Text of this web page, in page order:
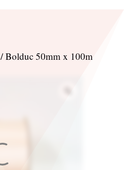
/ Bolduc 50mm x 100m